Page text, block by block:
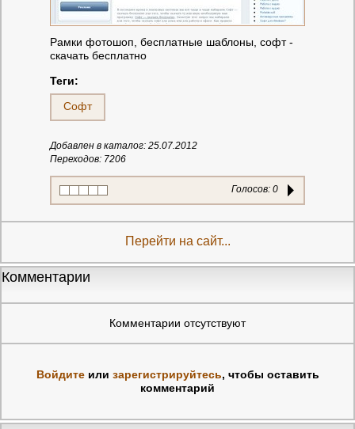
Рамки фотошоп, бесплатные шаблоны, софт -
скачать бесплатно
Теги:
Софт
Добавлен в каталог: 25.07.2012
Переходов: 7206
Голосов: 0
Перейти на сайт...
Комментарии
Комментарии отсутствуют
Войдитеили зарегистрируйтесь, чтобы оставить
комментарий